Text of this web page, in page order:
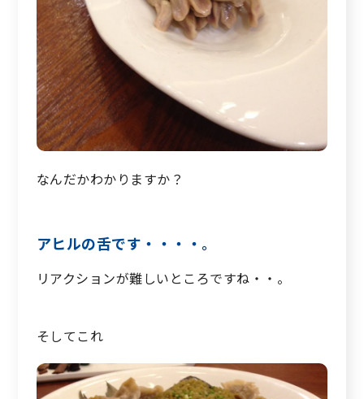
なんだかわかりますか？
アヒルの舌です・・・・。
リアクションが難しいところですね・・。
そしてこれ